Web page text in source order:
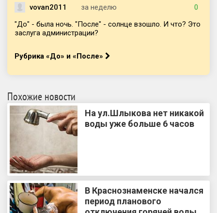
vovan2011 за неделю
0
"До" - была ночь. "После" - солнце взошло. И что? Это
заслуга администрации?
Рубрика «До» и «После»
Похожие новости
На ул.Шлыкова нет никакой
воды уже больше 6 часов
В Краснознаменске начался
период планового